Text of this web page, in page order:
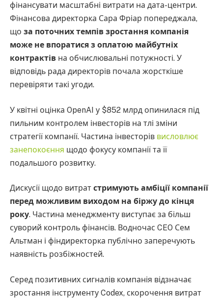
фінансувати масштабні витрати на дата-центри.
Фінансова директорка Сара Фріар попереджала,
що за поточних темпів зростання компанія
може не впоратися з оплатою майбутніх
контрактів на обчислювальні потужності. У
відповідь рада директорів почала жорсткіше
перевіряти такі угоди.
У квітні оцінка OpenAI у $852 млрд опинилася під
пильним контролем інвесторів на тлі зміни
стратегії компанії. Частина інвесторів висловлює
занепокоєння щодо фокусу компанії та її
подальшого розвитку.
Дискусії щодо витрат стримують амбіції компанії
перед можливим виходом на біржу до кінця
року. Частина менеджменту виступає за більш
суворий контроль фінансів. Водночас CEO Сем
Альтман і фіндиректорка публічно заперечують
наявність розбіжностей.
Серед позитивних сигналів компанія відзначає
зростання інструменту Codex, скорочення витрат